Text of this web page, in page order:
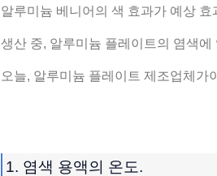
알루미늄 베니어의 색 효과가 예상
생산 중, 알루미늄 플레이트의 염색
오늘, 알루미늄 플레이트 제조업체가
1. 염색 용액의 온도.